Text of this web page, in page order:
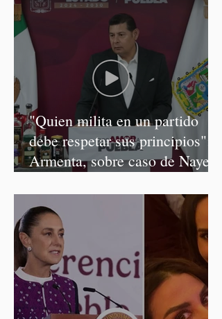
"Quien milita en un partido
debe respetar sus principios":
Armenta, sobre caso de Nayeli